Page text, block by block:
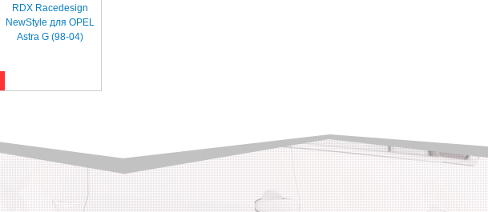
RDX Racedesign
NewStyle для OPEL
Astra G (98-04)